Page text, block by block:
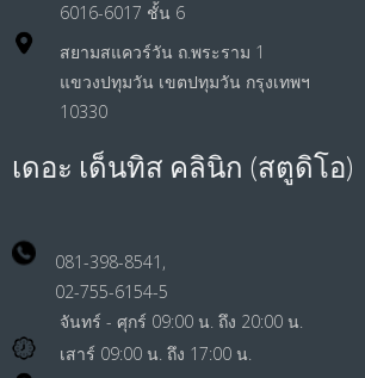
6016-6017 ชั้น 6
สยามสแควร์วัน ถ.พระราม 1
แขวงปทุมวัน เขตปทุมวัน กรุงเทพฯ
10330
เดอะ เด็นทิส คลินิก (สตูดิโอ)
081-398-8541,
02-755-6154-5
จันทร์ - ศุกร์ 09:00 น. ถึง 20:00 น.
เสาร์ 09:00 น. ถึง 17:00 น.